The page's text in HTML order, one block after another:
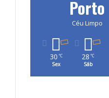
Porto
Céu Limpo
30 ℃
Sex
28 ℃
Sáb